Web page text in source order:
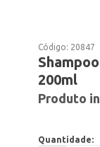
Código: 20847
200ml
Produto
Quantidade: